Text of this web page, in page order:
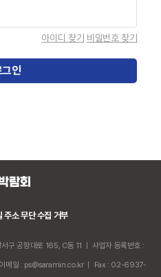
아이디 찾기 비밀번호 찾기
그인
주소 무단 수집 거부
구 공항대로 165, C동 11 ㅣ사업자 등록번호 :
이메일 : ps@saramin.co.krㅣ
Fax : 02-6937-